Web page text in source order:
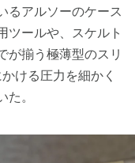
るアルソーのケース
ツールや、スケルト
が揃う極薄型のスリ
ける圧力を細かく
た。